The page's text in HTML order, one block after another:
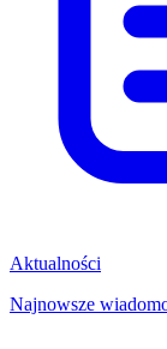
Aktualności
Najnowsze